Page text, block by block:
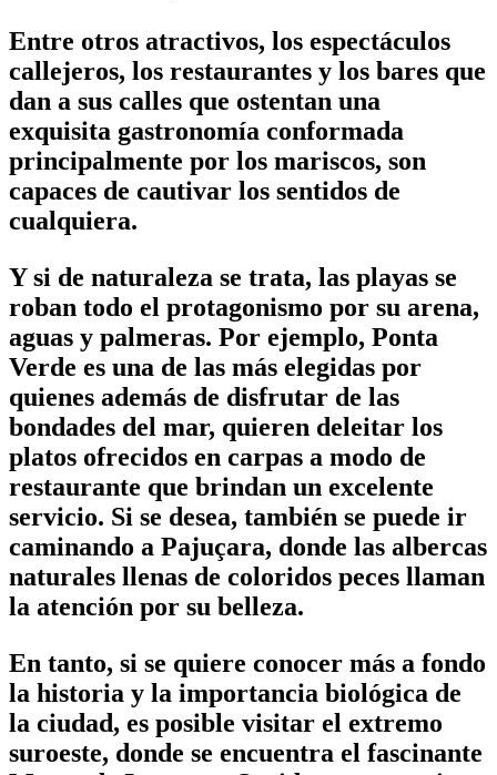
Entre otros atractivos, los espectáculos
callejeros, los restaurantes y los bares que
dan a sus calles que ostentan una
exquisita gastronomía conformada
principalmente por los mariscos, son
capaces de cautivar los sentidos de
cualquiera.
Y si de naturaleza se trata, las playas se
roban todo el protagonismo por su arena,
aguas y palmeras. Por ejemplo, Ponta
Verde es una de las más elegidas por
quienes además de disfrutar de las
bondades del mar, quieren deleitar los
platos ofrecidos en carpas a modo de
restaurante que brindan un excelente
servicio. Si se desea, también se puede ir
caminando a Pajuçara, donde las albercas
naturales llenas de coloridos peces llaman
la atención por su belleza.
En tanto, si se quiere conocer más a fondo
la historia y la importancia biológica de
la ciudad, es posible visitar el extremo
suroeste, donde se encuentra el fascinante